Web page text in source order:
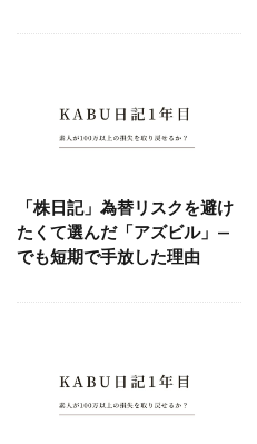
「株日記」為替リスクを避け
たくて選んだ「アズビル」—
でも短期で手放した理由